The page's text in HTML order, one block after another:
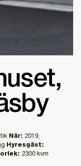
När: 2019,
Hyresgäst:
2300 kvm